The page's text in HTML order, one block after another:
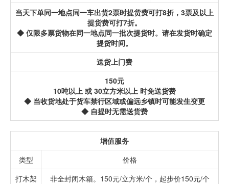
当天下单同一地点同一车出货2票时提货费可打8折，3票及以上
提货费可打7折。
◆ 仅限多票货物在同一地点同一批次提货时。请在发货时确定
提货时间。
送货上门费
150元
10吨以上 或 30立方米以上 时免送货费
◆ 当收货地处于货车禁行区域或偏远乡镇时可能发生变更
◆ 自提时无需送货费
增值服务
类型
价格
打木架
非全封闭木箱。150元/立方米/个，起步价150元/个